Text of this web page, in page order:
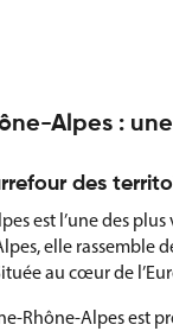
Alpes :
des
est l’une des
elle rassemble
au cœur de
Rhône-Alpes est